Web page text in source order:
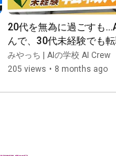
01:38
03:06
04:12
06:20
09:23
10:47
20代を無為に過ごすも
んで、30代未経験でも転
功【AI Crew実績者対談】
みやっち | AIの学校 AI Crew
205 views • 8 months ago